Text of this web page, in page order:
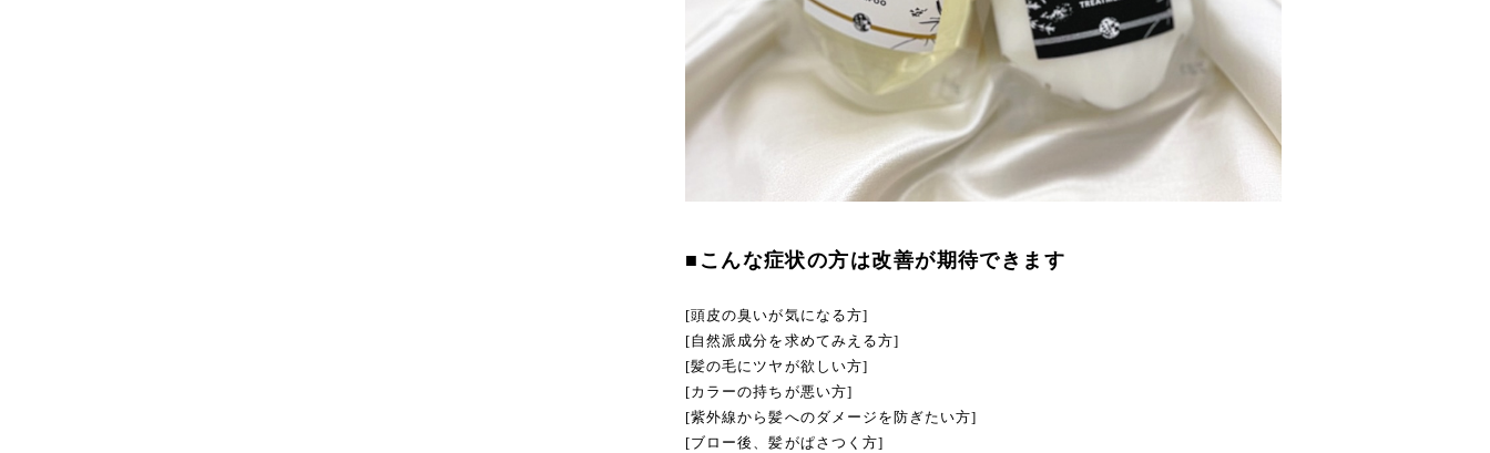
■こんな症状の方は改善が期待できます
[頭皮の臭いが気になる方]
[自然派成分を求めてみえる方]
[髪の毛にツヤが欲しい方]
[カラーの持ちが悪い方]
[紫外線から髪へのダメージを防ぎたい方]
[ブロー後、髪がぱさつく方]